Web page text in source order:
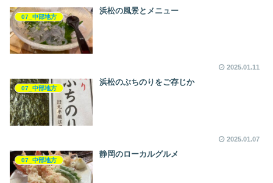
07_中部地方
浜松の風景とメニュー
2025.01.11
07_中部地方
浜松のぶちのりをご存じか
2025.01.07
07_中部地方
静岡のローカルグルメ